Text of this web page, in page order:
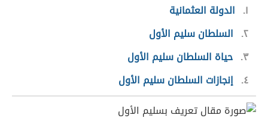
١
الدولة العثمانية
٢ السلطان سليم الأول
٣ حياة السلطان سليم الأول
٤ إنجازات السلطان سليم الأول